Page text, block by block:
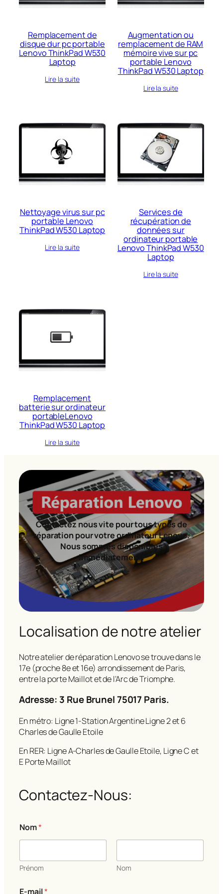
Remplacement de
disque dur pc portable
Lenovo ThinkPad W530
Laptop
Lire la suite
Augmentation ou
remplacement de RAM
mémoire vive sur pc
portable Lenovo
ThinkPad W530 Laptop
Lire la suite
Nettoyage virus sur pc
portable Lenovo
ThinkPad W530 Laptop
Lire la suite
Services de
récupération de
données sur
ordinateur portable
Lenovo ThinkPad W530
Laptop
Lire la suite
Remplacement
batterie sur ordinateur
portableLenovo
ThinkPad W530 Laptop
Lire la suite
Contactez nous vite pour tous types de
réparation pour votre ordinateur Lenovo.
Nous sommes disponibles
immédiatement!
Localisation de notre atelier
Notre atelier de réparation Lenovo se trouve dans le
17e (proche 8e et 16e) arrondissement de Paris,
entre la porte Maillot et de l’Arc de Triomphe.
Adresse: 3 Rue Brunel 75017 Paris.
En métro: Ligne 1-Station Argentine Ligne 2 et 6
Charles de Gaulle Etoile
En RER: Ligne A-Charles de Gaulle Etoile, Ligne C et
E Porte Maillot
Contactez-Nous:
o
m
o
m
e
Nom*
Prénom Nom
E-mail*